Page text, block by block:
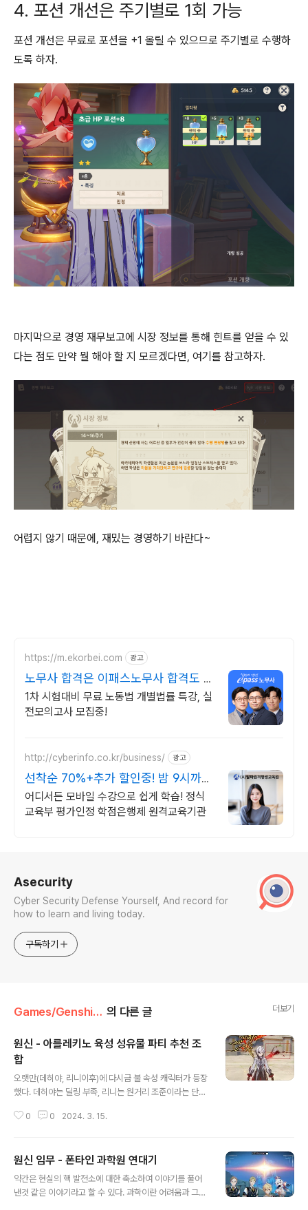
4. 포션 개선은 주기별로 1회 가능
포션 개선은 무료로 포션을 +1 올릴 수 있으므로 주기별로 수행하
도록 하자.
마지막으로 경영 재무보고에 시장 정보를 통해 힌트를 얻을 수 있
다는 점도 만약 뭘 해야 할 지 모르겠다면, 여기를 참고하자.
어렵지 않기 때문에, 재밌는 경영하기 바란다~
https://m.ekorbei.com 광고
노무사 합격은 이패스노무사 합격도 역
시 이패스!
1차 시험대비 무료 노동법 개별법률 특강, 실
전모의고사 모집중!
http://cyberinfo.co.kr/business/ 광고
선착순 70%+추가 할인중! 밤 9시까지
상담가능!
어디서든 모바일 수강으로 쉽게 학습! 정식
교육부 평가인정 학점은행제 원격교육기관
Asecurity
Cyber Security Defense Yourself, And record for
how to learn and living today.
구독하기
Games/Genshin Impact 의 다른 글 더보기
원신 - 아를레키노 육성 성유물 파티 추천 조
합
오랫만(데히야, 리니이후)에 다시금 불 속성 캐릭터가 등장
했다. 데히야는 딜링 부족, 리니는 원거리 조준이라는 단점
는 캐릭터로 흑마술사 느낌으로 캐릭터를 만든것으로 판단
원소 속성 부여를 하여 진행하고, 불 원소 피해 보너스도 기
본적으로 적용받는 캐릭터라는 점에서 다른 캐릭터보다 강
력한 일반, 강공격을 제공한다는 점이 눈에 띄는 장점이라
0 0 2024. 3. 15.
원신 임무 - 폰타인 과학원 연대기
약간은 현실의 핵 발전소에 대한 축소하여 이야기를 풀어
낸것 같은 이야기라고 할 수 있다. 과학이란 어려움과 그속